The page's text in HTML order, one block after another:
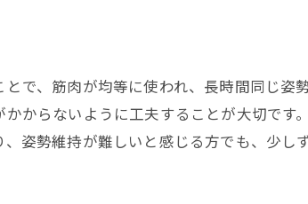
術
慣
で、筋肉が均等に使われ、長時間同じ姿
からないように工夫することが大切です
姿勢維持が難しいと感じる方でも、少し